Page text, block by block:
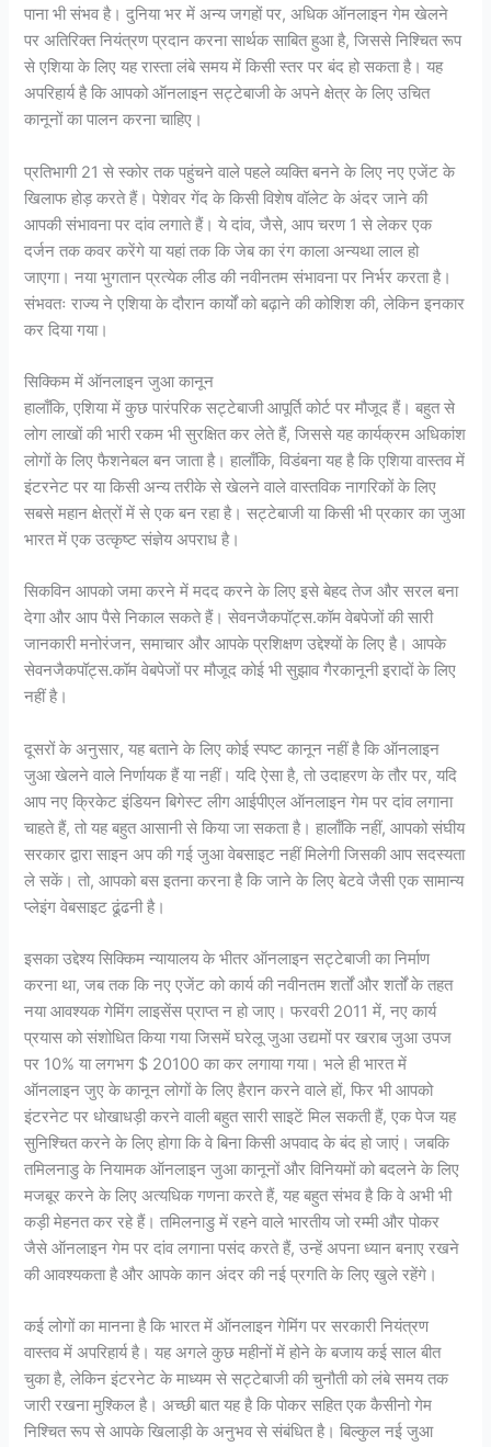
पाना भी संभव है। दुनिया भर में अन्य जगहों पर, अधिक ऑनलाइन गेम खेलने
पर अतिरिक्त नियंत्रण प्रदान करना सार्थक साबित हुआ है, जिससे निश्चित रूप
से एशिया के लिए यह रास्ता लंबे समय में किसी स्तर पर बंद हो सकता है। यह
अपरिहार्य है कि आपको ऑनलाइन सट्टेबाजी के अपने क्षेत्र के लिए उचित
कानूनों का पालन करना चाहिए।
प्रतिभागी 21 से स्कोर तक पहुंचने वाले पहले व्यक्ति बनने के लिए नए एजेंट के
खिलाफ होड़ करते हैं। पेशेवर गेंद के किसी विशेष वॉलेट के अंदर जाने की
आपकी संभावना पर दांव लगाते हैं। ये दांव, जैसे, आप चरण 1 से लेकर एक
दर्जन तक कवर करेंगे या यहां तक ​​कि जेब का रंग काला अन्यथा लाल हो
जाएगा। नया भुगतान प्रत्येक लीड की नवीनतम संभावना पर निर्भर करता है।
संभवतः राज्य ने एशिया के दौरान कार्यों को बढ़ाने की कोशिश की, लेकिन इनकार
कर दिया गया।
सिक्किम में ऑनलाइन जुआ कानून
हालाँकि, एशिया में कुछ पारंपरिक सट्टेबाजी आपूर्ति कोर्ट पर मौजूद हैं। बहुत से
लोग लाखों की भारी रकम भी सुरक्षित कर लेते हैं, जिससे यह कार्यक्रम अधिकांश
लोगों के लिए फैशनेबल बन जाता है। हालाँकि, विडंबना यह है कि एशिया वास्तव में
इंटरनेट पर या किसी अन्य तरीके से खेलने वाले वास्तविक नागरिकों के लिए
सबसे महान क्षेत्रों में से एक बन रहा है। सट्टेबाजी या किसी भी प्रकार का जुआ
भारत में एक उत्कृष्ट संज्ञेय अपराध है।
सिकविन आपको जमा करने में मदद करने के लिए इसे बेहद तेज और सरल बना
देगा और आप पैसे निकाल सकते हैं। सेवनजैकपॉट्स.कॉम वेबपेजों की सारी
जानकारी मनोरंजन, समाचार और आपके प्रशिक्षण उद्देश्यों के लिए है। आपके
सेवनजैकपॉट्स.कॉम वेबपेजों पर मौजूद कोई भी सुझाव गैरकानूनी इरादों के लिए
नहीं है।
दूसरों के अनुसार, यह बताने के लिए कोई स्पष्ट कानून नहीं है कि ऑनलाइन
जुआ खेलने वाले निर्णायक हैं या नहीं। यदि ऐसा है, तो उदाहरण के तौर पर, यदि
आप नए क्रिकेट इंडियन बिगेस्ट लीग आईपीएल ऑनलाइन गेम पर दांव लगाना
चाहते हैं, तो यह बहुत आसानी से किया जा सकता है। हालाँकि नहीं, आपको संघीय
सरकार द्वारा साइन अप की गई जुआ वेबसाइट नहीं मिलेगी जिसकी आप सदस्यता
ले सकें। तो, आपको बस इतना करना है कि जाने के लिए बेटवे जैसी एक सामान्य
प्लेइंग वेबसाइट ढूंढनी है।
इसका उद्देश्य सिक्किम न्यायालय के भीतर ऑनलाइन सट्टेबाजी का निर्माण
करना था, जब तक कि नए एजेंट को कार्य की नवीनतम शर्तों और शर्तों के तहत
नया आवश्यक गेमिंग लाइसेंस प्राप्त न हो जाए। फरवरी 2011 में, नए कार्य
प्रयास को संशोधित किया गया जिसमें घरेलू जुआ उद्यमों पर खराब जुआ उपज
पर 10% या लगभग $ 20100 का कर लगाया गया। भले ही भारत में
ऑनलाइन जुए के कानून लोगों के लिए हैरान करने वाले हों, फिर भी आपको
इंटरनेट पर धोखाधड़ी करने वाली बहुत सारी साइटें मिल सकती हैं, एक पेज यह
सुनिश्चित करने के लिए होगा कि वे बिना किसी अपवाद के बंद हो जाएं। जबकि
तमिलनाडु के नियामक ऑनलाइन जुआ कानूनों और विनियमों को बदलने के लिए
मजबूर करने के लिए अत्यधिक गणना करते हैं, यह बहुत संभव है कि वे अभी भी
कड़ी मेहनत कर रहे हैं। तमिलनाडु में रहने वाले भारतीय जो रम्मी और पोकर
जैसे ऑनलाइन गेम पर दांव लगाना पसंद करते हैं, उन्हें अपना ध्यान बनाए रखने
की आवश्यकता है और आपके कान अंदर की नई प्रगति के लिए खुले रहेंगे।
कई लोगों का मानना ​​है कि भारत में ऑनलाइन गेमिंग पर सरकारी नियंत्रण
वास्तव में अपरिहार्य है। यह अगले कुछ महीनों में होने के बजाय कई साल बीत
चुका है, लेकिन इंटरनेट के माध्यम से सट्टेबाजी की चुनौती को लंबे समय तक
जारी रखना मुश्किल है। अच्छी बात यह है कि पोकर सहित एक कैसीनो गेम
निश्चित रूप से आपके खिलाड़ी के अनुभव से संबंधित है। बिल्कुल नई जुआ